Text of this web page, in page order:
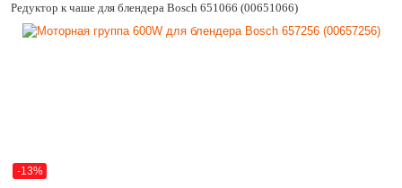
Редуктор к чаше для блендера Bosch 651066 (00651066)
-13%